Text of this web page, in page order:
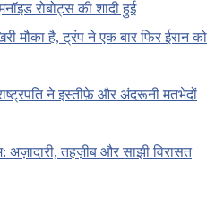
रोबोट्स की शादी हुई
मौका है, ट्रंप ने एक बार फिर ईरान को
राष्ट्रपति ने इस्तीफ़े और अंदरूनी मतभेदों
अज़ादारी, तहज़ीब और साझी विरासत